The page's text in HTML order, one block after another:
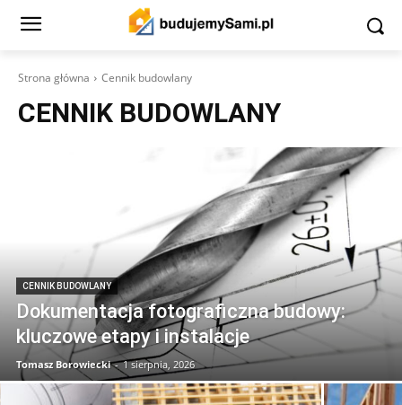
Strona główna Cennik budowlany
CENNIK BUDOWLANY
CENNIK BUDOWLANY
Dokumentacja fotograficzna budowy:
kluczowe etapy i instalacje
Tomasz Borowiecki - 1 sierpnia, 2026